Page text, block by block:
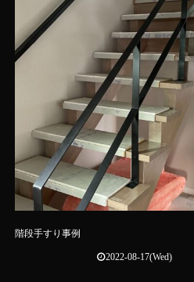
階段手すり事例
2022-08-17(Wed)